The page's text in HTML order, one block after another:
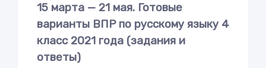
15 марта — 21 мая. Готовые
варианты ВПР по русскому языку 4
класс 2021 года (задания и
ответы)